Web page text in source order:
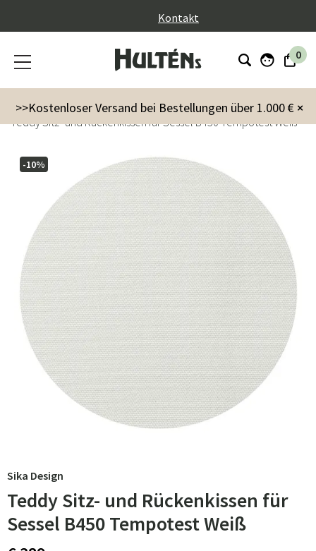
Kontakt
0
×
>>Kostenloser Versand bei Bestellungen über 1.000 €
Garten
Kissen
Teddy Sitz- und Rückenkissen für Sessel B450 Tempotest Weiß
-10%
Sika Design
Teddy Sitz- und Rückenkissen für
Sessel B450 Tempotest Weiß